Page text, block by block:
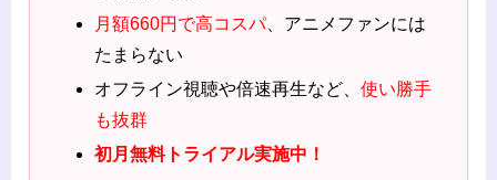
月額660円で高コスパ、アニメファンには
たまらない
オフライン視聴や倍速再生など、 使い勝手
も抜群
初月無料トライアル実施中！